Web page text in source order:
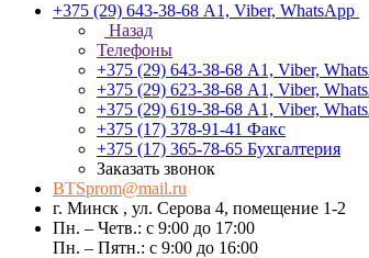
+375 (29) 643-38-68 А1, Viber, WhatsApp
Назад
Телефоны
+375 (29) 643-38-68 А1, Viber,
+375 (29) 623-38-68 А1, Viber,
+375 (29) 619-38-68 А1, Viber,
+375 (17) 378-91-41 Факс
+375 (17) 365-78-65 Бухгалтерия
Заказать звонок
BTSprom@mail.ru
г. Минск , ул. Серова 4, помещение 1-2
Пн. – Четв.: с 9:00 до 17:00
Пн. – Пятн.: с 9:00 до 16:00